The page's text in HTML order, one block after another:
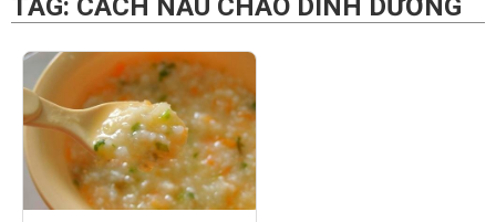
TAG: CÁCH NẤU CHÁO DINH DƯỠNG